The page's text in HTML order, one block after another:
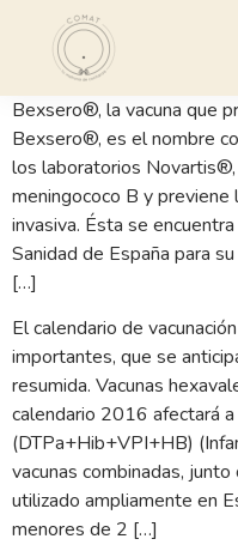
Bexsero®, la vacuna que
Bexsero®, es el nombre
los laboratorios
meningococo B y previene
invasiva. Ésta se
Sanidad de España para
[…]
El calendario de
importantes, que se
resumida. Vacunas
calendario 2016 afectará
(DTPa+Hib+VPI+HB)
vacunas combinadas,
utilizado ampliamente en
menores de 2 […]